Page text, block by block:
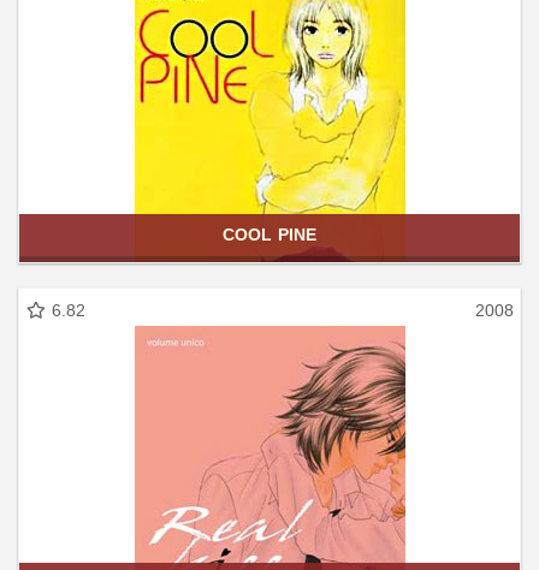
COOL PINE
6.82 2008